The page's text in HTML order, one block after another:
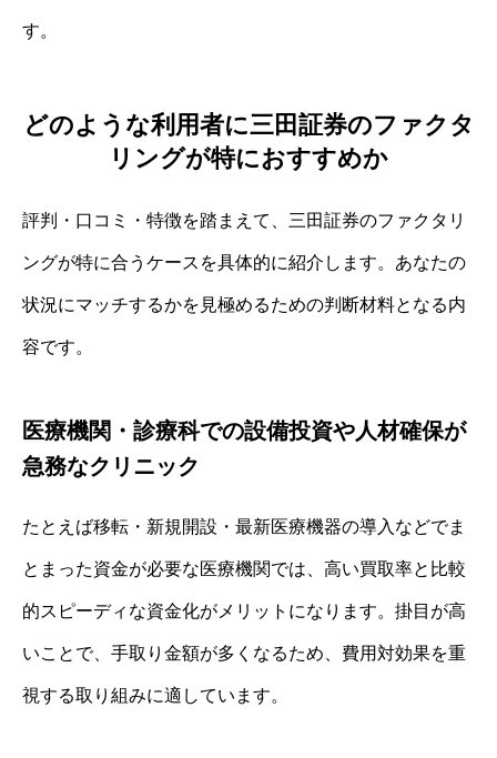
す。
どのような利用者に三田証券のファクタ
リングが特におすすめか
評判・口コミ・特徴を踏まえて、三田証券のファクタリ
ングが特に合うケースを具体的に紹介します。あなたの
状況にマッチするかを見極めるための判断材料となる内
容です。
医療機関・診療科での設備投資や人材確保が
急務なクリニック
たとえば移転・新規開設・最新医療機器の導入などでま
とまった資金が必要な医療機関では、高い買取率と比較
的スピーディな資金化がメリットになります。掛目が高
いことで、手取り金額が多くなるため、費用対効果を重
視する取り組みに適しています。